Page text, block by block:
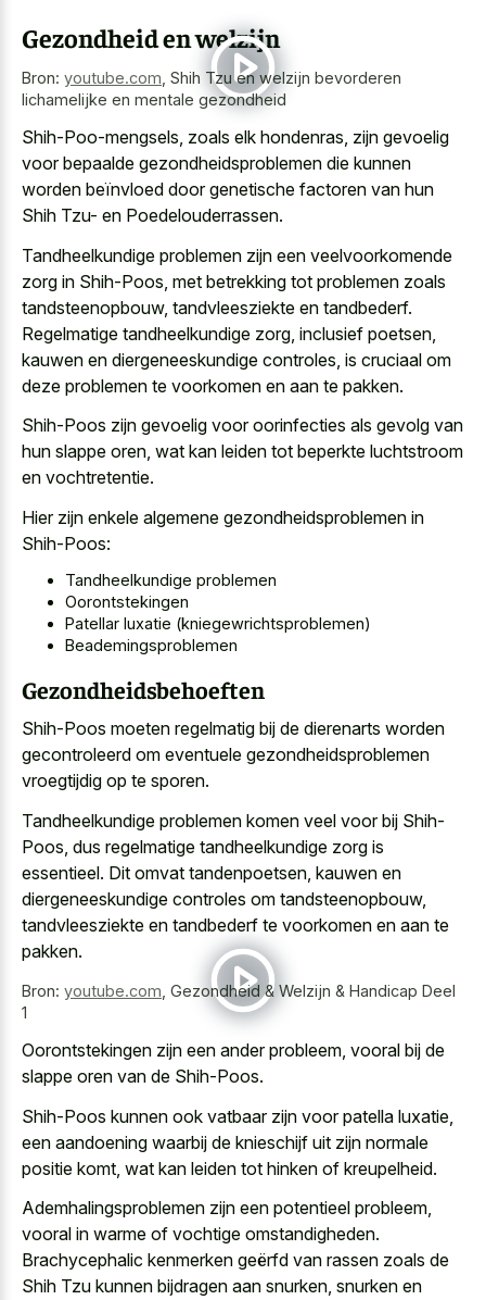
Gezondheid en welzijn
Bron: youtube.com Shih Tzu en welzijn bevorderen
lichamelijke en mentale gezondheid
Shih-Poo-mengsels, zoals elk hondenras, zijn gevoelig
voor bepaalde gezondheidsproblemen die kunnen
worden beïnvloed door genetische factoren van hun
Shih Tzu- en Poedelouderrassen.
Tandheelkundige problemen zijn een veelvoorkomende
zorg in Shih-Poos, met betrekking tot problemen zoals
tandsteenopbouw, tandvleesziekte en tandbederf.
Regelmatige tandheelkundige zorg, inclusief poetsen,
kauwen en diergeneeskundige controles, is cruciaal om
deze problemen te voorkomen en aan te pakken.
Shih-Poos zijn gevoelig voor oorinfecties als gevolg van
hun slappe oren, wat kan leiden tot beperkte luchtstroom
en vochtretentie.
Hier zijn enkele algemene gezondheidsproblemen in
Shih-Poos:
Tandheelkundige problemen
Oorontstekingen
Patellar luxatie (kniegewrichtsproblemen)
Beademingsproblemen
Gezondheidsbehoeften
Shih-Poos moeten regelmatig bij de dierenarts worden
gecontroleerd om eventuele gezondheidsproblemen
vroegtijdig op te sporen.
Tandheelkundige problemen komen veel voor bij Shih-
Poos, dus regelmatige tandheelkundige zorg is
essentieel. Dit omvat tandenpoetsen, kauwen en
diergeneeskundige controles om tandsteenopbouw,
tandvleesziekte en tandbederf te voorkomen en aan te
pakken.
Bron: youtube.com Gezondheid & Welzijn & Handicap Deel
1
Oorontstekingen zijn een ander probleem, vooral bij de
slappe oren van de Shih-Poos.
Shih-Poos kunnen ook vatbaar zijn voor patella luxatie,
een aandoening waarbij de knieschijf uit zijn normale
positie komt, wat kan leiden tot hinken of kreupelheid.
Ademhalingsproblemen zijn een potentieel probleem,
vooral in warme of vochtige omstandigheden.
Brachycephalic kenmerken geërfd van rassen zoals de
Shih Tzu kunnen bijdragen aan snurken, snurken en